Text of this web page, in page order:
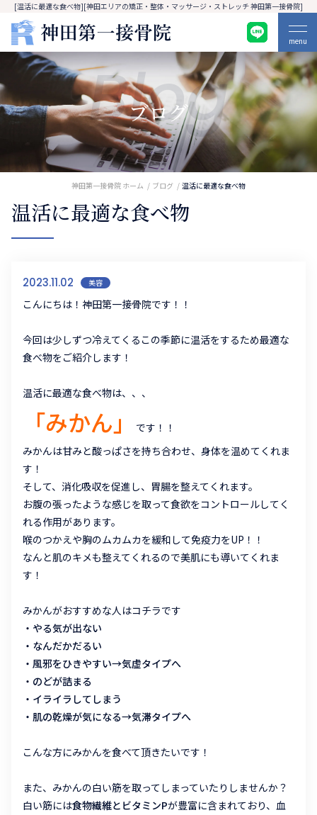
[温活に最適な食べ物][神田エリアの矯正・整体・マッサージ・ストレッチ 神田第一接骨院]
menu
Blog
ブログ
神田第一接骨院 ホーム ブログ 温活に最適な食べ物
温活に最適な食べ物
2023.11.02 美容
こんにちは！神田第一接骨院です！！
今回は少しずつ冷えてくるこの季節に温活をするため最適な
食べ物をご紹介します！
温活に最適な食べ物は、、、
「みかん」
です！！
みかんは甘みと酸っぱさを持ち合わせ、身体を温めてくれま
す！
そして、消化吸収を促進し、胃腸を整えてくれます。
お腹の張ったような感じを取って食欲をコントロールしてく
れる作用があります。
喉のつかえや胸のムカムカを緩和して免疫力をUP！！
なんと肌のキメも整えてくれるので美肌にも導いてくれま
す！
みかんがおすすめな人はコチラです
・やる気が出ない
・なんだかだるい
・風邪をひきやすい→気虚タイプへ
・のどが詰まる
・イライラしてしまう
・肌の乾燥が気になる→気滞タイプへ
こんな方にみかんを食べて頂きたいです！
また、みかんの白い筋を取ってしまっていたりしませんか？
白い筋には食物繊維とビタミンPが豊富に含まれており、血